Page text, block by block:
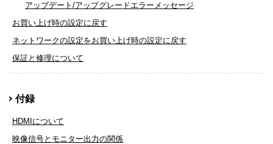
アップデート/アップグレードエラーメッセージ
お買い上げ時の設定に戻す
ネットワークの設定をお買い上げ時の設定に戻す
保証と修理について
付録
HDMIについて
映像信号とモニター出力の関係